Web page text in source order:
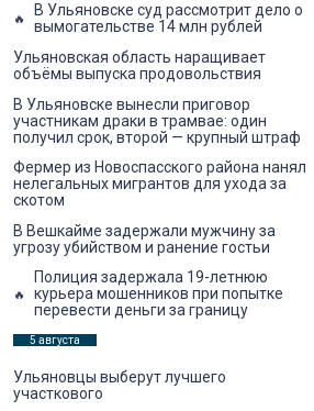
В Ульяновске суд рассмотрит дело о
вымогательстве 14 млн рублей
Ульяновская область наращивает
объёмы выпуска продовольствия
В Ульяновске вынесли приговор
участникам драки в трамвае: один
получил срок, второй — крупный штраф
Фермер из Новоспасского района нанял
нелегальных мигрантов для ухода за
скотом
В Вешкайме задержали мужчину за
угрозу убийством и ранение гостьи
Полиция задержала 19-летнюю
курьера мошенников при попытке
перевести деньги за границу
5 августа
Ульяновцы выберут лучшего
участкового